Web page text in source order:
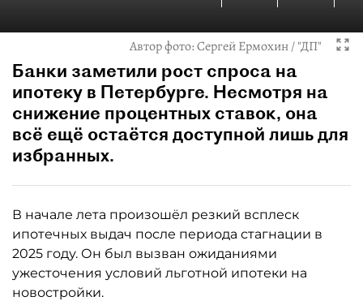
Автор фото:Сергей Ермохин / "ДП"
Банки заметили рост спроса на
ипотеку в Петербурге. Несмотря на
снижение процентных ставок, она
всё ещё остаётся доступной лишь для
избранных.
В начале лета произошёл резкий всплеск
ипотечных выдач после периода стагнации в
2025 году. Он был вызван ожиданиями
ужесточения условий льготной ипотеки на
новостройки.